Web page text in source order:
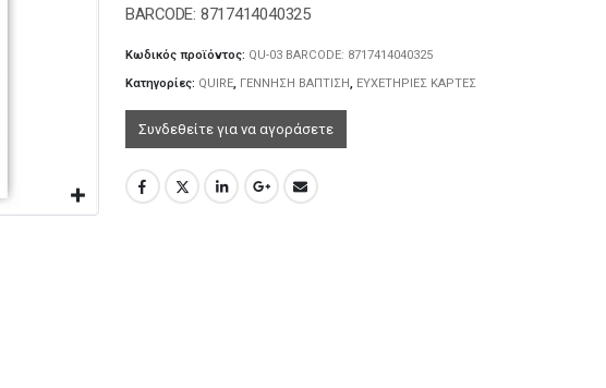
BARCODE: 8717414040325
Κωδικός προϊόντος: QU-03 BARCODE: 8717414040325
Κατηγορίες: QUIRE, ΓΕΝΝΗΣΗ ΒΑΠΤΙΣΗ ΕΥΧΕΤΗΡΙΕΣ ΚΑΡΤΕΣ
Συνδεθείτε για να αγοράσετε